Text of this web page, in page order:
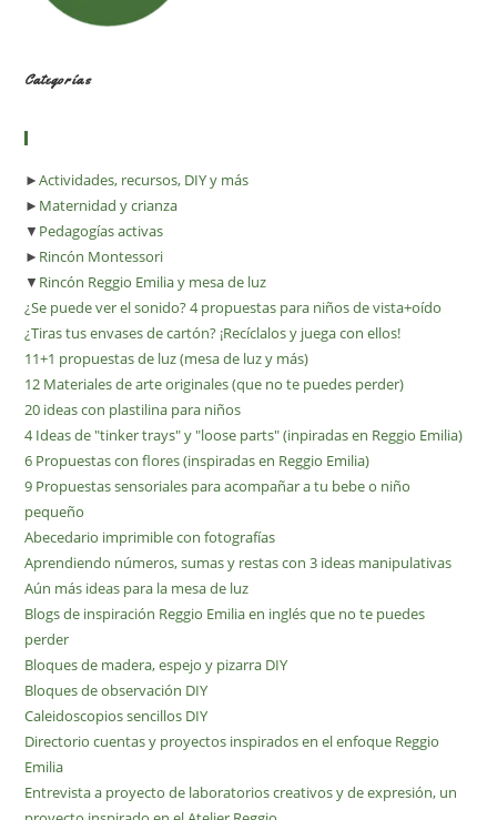
Categorías
►Actividades, recursos, DIY y más
► Maternidad y crianza
▼ Pedagogías activas
► Rincón Montessori
▼ Rincón Reggio Emilia y mesa de luz
¿Se puede ver el sonido? 4 propuestas para niños de vista+oído
¿Tiras tus envases de cartón? ¡Recíclalos y juega con ellos!
11+1 propuestas de luz (mesa de luz y más)
12 Materiales de arte originales (que no te puedes perder)
20 ideas con plastilina para niños
4 Ideas de "tinker trays" y "loose parts" (inpiradas en Reggio Emilia)
6 Propuestas con flores (inspiradas en Reggio Emilia)
9 Propuestas sensoriales para acompañar a tu bebe o niño
pequeño
Abecedario imprimible con fotografías
Aprendiendo números, sumas y restas con 3 ideas manipulativas
Aún más ideas para la mesa de luz
Blogs de inspiración Reggio Emilia en inglés que no te puedes
perder
Bloques de madera, espejo y pizarra DIY
Bloques de observación DIY
Caleidoscopios sencillos DIY
Directorio cuentas y proyectos inspirados en el enfoque Reggio
Emilia
Entrevista a proyecto de laboratorios creativos y de expresión, un